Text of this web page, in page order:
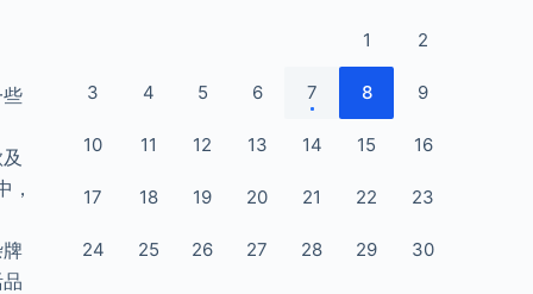
，
1 2
3 4 5 6 7 8 9
10 11 12 13 14 15 16
17 18 19 20 21 22 23
24 25 26 27 28 29 30